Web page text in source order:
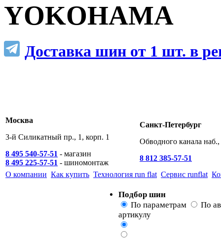
YOKOHAMA
Доставка шин от 1 шт. в
Москва
3-й Силикатный пр., 1, корп. 1
8 495 540-57-51 - магазин
8 495 225-57-51 - шиномонтаж
Санкт-Петербург
Обводного канала
8 812 385-57-51
О компании Как купить Технология run flat Сервис runflat
Подбор шин
По параметрам
По
артикулу